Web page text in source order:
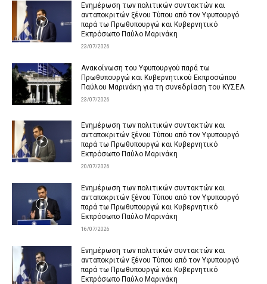
Ενημέρωση των πολιτικών συντακτών και
ανταποκριτών ξένου Τύπου από τον Υφυπουργό
παρά τω Πρωθυπουργώ και Κυβερνητικό
Εκπρόσωπο Παύλο Μαρινάκη
23/07/2026
Ανακοίνωση του Υφυπουργού παρά τω
Πρωθυπουργώ και Κυβερνητικού Εκπροσώπου
Παύλου Μαρινάκη για τη συνεδρίαση του ΚΥΣΕΑ
23/07/2026
Ενημέρωση των πολιτικών συντακτών και
ανταποκριτών ξένου Τύπου από τον Υφυπουργό
παρά τω Πρωθυπουργώ και Κυβερνητικό
Εκπρόσωπο Παύλο Μαρινάκη
20/07/2026
Ενημέρωση των πολιτικών συντακτών και
ανταποκριτών ξένου Τύπου από τον Υφυπουργό
παρά τω Πρωθυπουργώ και Κυβερνητικό
Εκπρόσωπο Παύλο Μαρινάκη
16/07/2026
Ενημέρωση των πολιτικών συντακτών και
ανταποκριτών ξένου Τύπου από τον Υφυπουργό
παρά τω Πρωθυπουργώ και Κυβερνητικό
Εκπρόσωπο Παύλο Μαρινάκη